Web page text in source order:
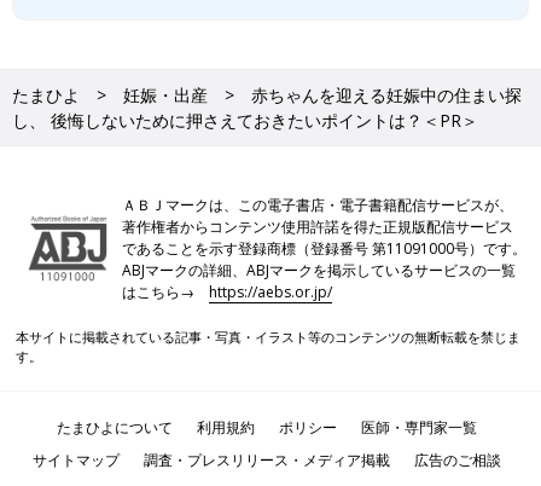
たまひよ 妊娠・出産
赤ちゃんを迎える妊娠中の住まい探
し、 後悔しないために押さえておきたいポイントは？＜PR＞
ＡＢＪマークは、この電子書店・電子書籍配信サービスが、
著作権者からコンテンツ使用許諾を得た正規版配信サービス
であることを示す登録商標（登録番号 第11091000号）です。
ABJマークの詳細、ABJマークを掲示しているサービスの一覧
はこちら→https://aebs.or.jp/
本サイトに掲載されている記事・写真・イラスト等のコンテンツの無断転載を禁じま
す。
たまひよについて 利用規約 ポリシー
医師・専門家一覧
サイトマップ
調査・プレスリリース・メディア掲載
広告のご相談